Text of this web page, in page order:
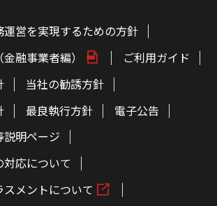
営を実現するための方針
融事業者編）
ご利用ガイド
当社の勧誘方針
最良執行方針
電子公告
説明ページ
応について
メントについて